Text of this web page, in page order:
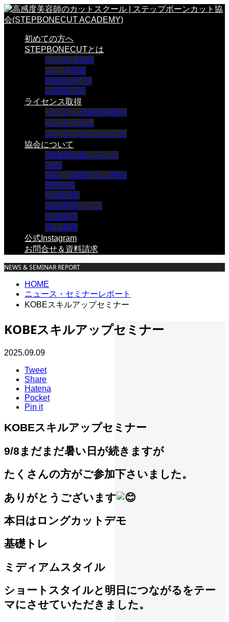
初めての方へ
STEPBONECUTとは
サステナ経営
カット事例
PRODUCTS
お客様の声
ライセンス取得
ライセンス取得の流れ
カリキュラム
セミナースケジュール
協会について
考案創始者について
Q&A
認定・加盟サロン検索
GROUP
公式LINE
会員専用ページ
会員規則
求人募集
公式Instagram
お問合せ＆資料請求
NEWS & SEMINAR REPORT
HOME
ニュース・セミナーレポート
KOBEスキルアップセミナー
KOBEスキルアップセミナー
2025.09.09
Tweet
Share
Hatena
Pocket
Pin it
KOBEスキルアップセミナー
9/8まだまだ暑い日が続きますが
たくさんの方がご参加下さいました。
ありがとうございます
本日はロングカットデモ
基礎トレ
ミディアムスタイル
ショートスタイルと明日につながるをテー
マにさせていただきました。